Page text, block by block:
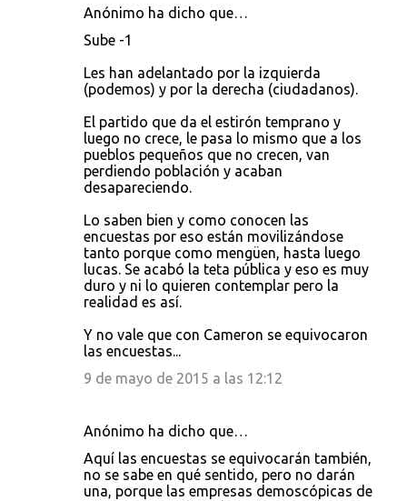
Anónimo ha dicho que…
Sube -1
Les han adelantado por la izquierda
(podemos) y por la derecha (ciudadanos).
El partido que da el estirón temprano y
luego no crece, le pasa lo mismo que a los
pueblos pequeños que no crecen, van
perdiendo población y acaban
desapareciendo.
Lo saben bien y como conocen las
encuestas por eso están movilizándose
tanto porque como mengüen, hasta luego
lucas. Se acabó la teta pública y eso es muy
duro y ni lo quieren contemplar pero la
realidad es así.
Y no vale que con Cameron se equivocaron
las encuestas...
9 de mayo de 2015 a las 12:12
Anónimo ha dicho que…
Aquí las encuestas se equivocarán también,
no se sabe en qué sentido, pero no darán
una, porque las empresas demoscópicas de